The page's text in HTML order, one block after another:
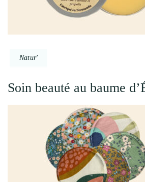
Natur'
Soin beauté au baume